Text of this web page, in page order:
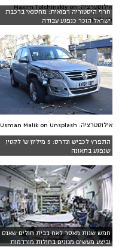
חרף היסטוריה רפואית: מחסנאי ברכבת
ישראל הוכר כנפגע עבודה
אילוסטרציה: Maxim Tolchinskiy on
Unsplash
התפרץ לכביש ונדרס: 5 מיליון ש' לקטין
שנפגע בתאונה
אילוסטרציה: Usman Malik on Unsplash
חמש שנות מאסר לאח בבית חולים שאנס
וביצע מעשים מגונים בחולות מורדמות